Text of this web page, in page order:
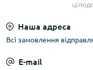
Наша адреса
Всі замовлення
E-mail